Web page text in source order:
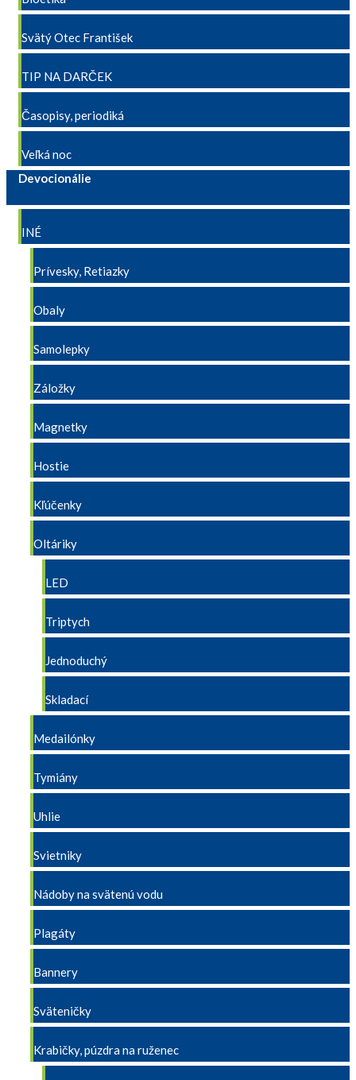
Svätý Otec František
TIP NA DARČEK
Časopisy, periodiká
Veľká noc
Devocionálie
INÉ
Prívesky, Retiazky
Obaly
Samolepky
Záložky
Magnetky
Hostie
Kľúčenky
Oltáriky
LED
Triptych
Jednoduchý
Skladací
Medailónky
Tymiány
Uhlie
Svietniky
Nádoby na svätenú vodu
Plagáty
Bannery
Sväteničky
Krabičky, púzdra na ruženec